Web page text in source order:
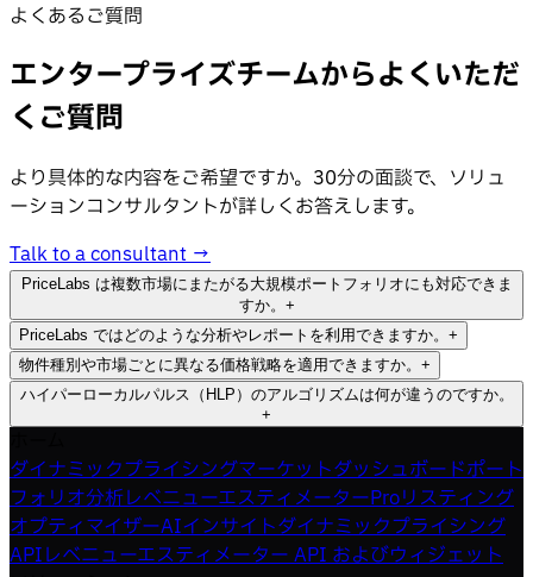
よくあるご質問
エンタープライズチームからよくいただ
くご質問
より具体的な内容をご希望ですか。30分の面談で、ソリュ
ーションコンサルタントが詳しくお答えします。
Talk to a consultant →
PriceLabs は複数市場にまたがる大規模ポートフォリオにも対応できま
すか。 +
はい。PriceLabs は100件から数千件のリスティングを管理
する大規模な物件管理者向けに設計されています。ポートフ
ォリオ単位の制御、グループ分けの機能、市場や物件種別を
PriceLabs ではどのような分析やレポートを利用できますか。 +
PriceLabs では、ポートフォリオ単位とリスティング単位の
分析をご利用いただけます。予約ペースレポート、予測と目
シュボードもご用意しています。オーナーにそのまま渡せる
ホワイトラベルのレポートも作成できます。
物件種別や市場ごとに異なる価格戦略を適用できますか。 +
はい。グループとサブグループでポートフォリオを構成でき
を一元的に把握したまま季節性の調整を自動化いただけま
す。
ハイパーローカルパルス（HLP）のアルゴリズムは何が違うのですか。
+
ハイパーローカルパルス（HLP）は、リアルタイムの需要、
競合の動き、予約の傾向を市場単位の細かさで分析します。
これにより、大規模ポートフォリオでも市場の動きに沿った
精度の高い価格設定が可能になります。
ダイナミックプライシングマーケットダッシュボードポート
フォリオ分析レベニューエスティメーターProリスティング
オプティマイザーAIインサイトダイナミックプライシング
APIレベニューエスティメーター API およびウィジェット